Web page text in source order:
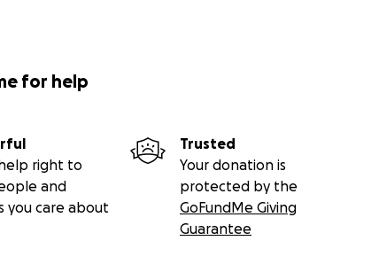
for help
right to
and
you care about
Trusted
Your donation is
protected by the
GoFundMe Giving
Guarantee